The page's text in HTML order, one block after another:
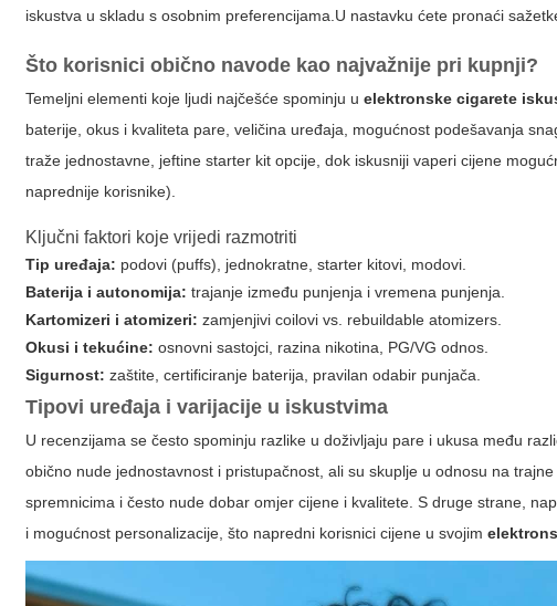
iskustva u skladu s osobnim preferencijama. U nastavku ćete pronaći
Što korisnici obično navode kao najvažnije pri kupnji?
Temeljni elementi koje ljudi najčešće spominju uelektronske cigarete
baterije, okus i kvaliteta pare, veličina uređaja, mogućnost podešavanja
traže jednostavne, jeftine starter kit opcije, dok iskusniji vaperi cijene
naprednije korisnike).
Ključni faktori koje vrijedi razmotriti
Tip uređaja: podovi (puffs), jednokratne, starter kitovi, modovi.
Baterija i autonomija: trajanje između punjenja i vremena punjenja.
Kartomizeri i atomizeri: zamjenjivi coilovi vs. rebuildable atomizers.
Okusi i tekućine: osnovni sastojci, razina nikotina, PG/VG odnos.
Sigurnost: zaštite, certificiranje baterija, pravilan odabir punjača.
Tipovi uređaja i varijacije u iskustvima
U recenzijama se često spominju razlike u doživljaju pare i ukusa među
obično nude jednostavnost i pristupačnost, ali su skuplje u odnosu na
spremnicima i često nude dobar omjer cijene i kvalitete. S druge strane,
i mogućnost personalizacije, što napredni korisnici cijene u svojim